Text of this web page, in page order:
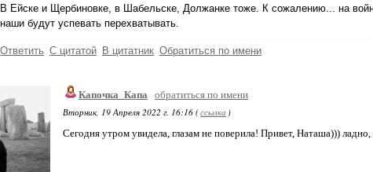
В Ейске и Щербиновке, в Шабельске, Должанке тоже. К сожалению... на
наши будут успевать перехватывать.
Ответить С цитатой В цитатник Обратиться по имени
Капочка_Капа
обратиться по имени
Вторник, 19 Апреля 2022 г. 16:16 (ссылка )
Сегодня утром увидела, глазам не поверила! Привет, Наташа)))